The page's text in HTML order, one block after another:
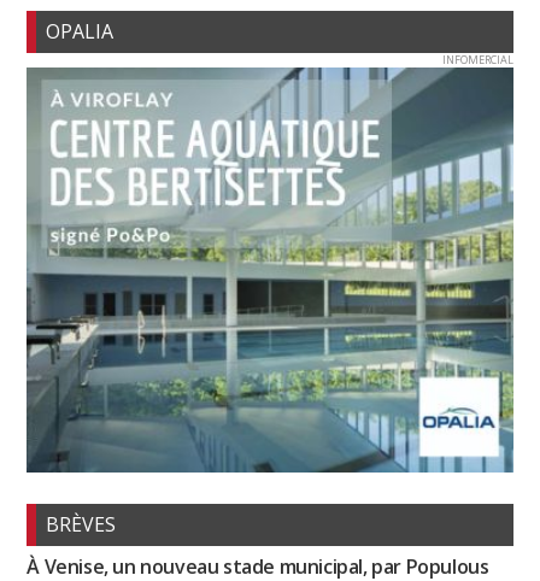
OPALIA
INFOMERCIAL
BRÈVES
À Venise, un nouveau stade municipal, par Populous